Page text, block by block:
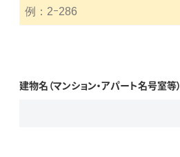
建物名（マンション・アパート名号室等）